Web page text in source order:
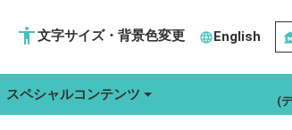
accessibility文字サイズ・背景色変更 languageEnglish
スペシャルコンテンツ (